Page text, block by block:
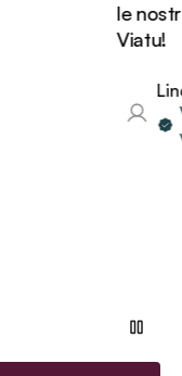
le
Viatu!
Linda